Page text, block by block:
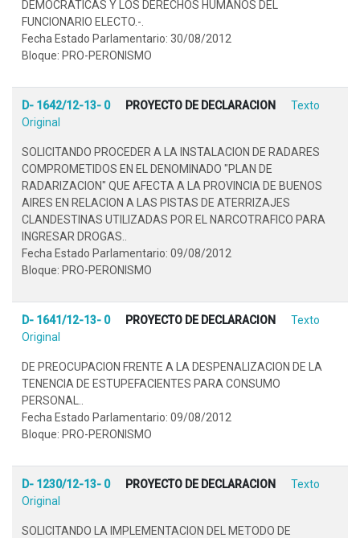
DEMOCRATICAS Y LOS DERECHOS HUMANOS DEL
FUNCIONARIO ELECTO.-.
Fecha Estado Parlamentario: 30/08/2012
Bloque: PRO-PERONISMO
D- 1642/12-13- 0 PROYECTO DE DECLARACION
Texto
Original
SOLICITANDO PROCEDER A LA INSTALACION DE RADARES
COMPROMETIDOS EN EL DENOMINADO "PLAN DE
RADARIZACION" QUE AFECTA A LA PROVINCIA DE BUENOS
AIRES EN RELACION A LAS PISTAS DE ATERRIZAJES
CLANDESTINAS UTILIZADAS POR EL NARCOTRAFICO PARA
INGRESAR DROGAS..
Fecha Estado Parlamentario: 09/08/2012
Bloque: PRO-PERONISMO
D- 1641/12-13- 0 PROYECTO DE DECLARACION
Texto
Original
DE PREOCUPACION FRENTE A LA DESPENALIZACION DE LA
TENENCIA DE ESTUPEFACIENTES PARA CONSUMO
PERSONAL..
Fecha Estado Parlamentario: 09/08/2012
Bloque: PRO-PERONISMO
D- 1230/12-13- 0 PROYECTO DE DECLARACION
Texto
Original
SOLICITANDO LA IMPLEMENTACION DEL METODO DE